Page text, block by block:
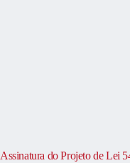
Assinatura do Projeto de Lei